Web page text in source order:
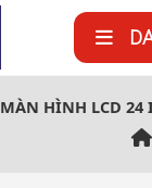
MÀN HÌNH LCD 24